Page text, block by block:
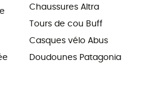
Chaussures Altra
Tours de cou Buff
Casques vélo Abus
Doudounes Patagonia